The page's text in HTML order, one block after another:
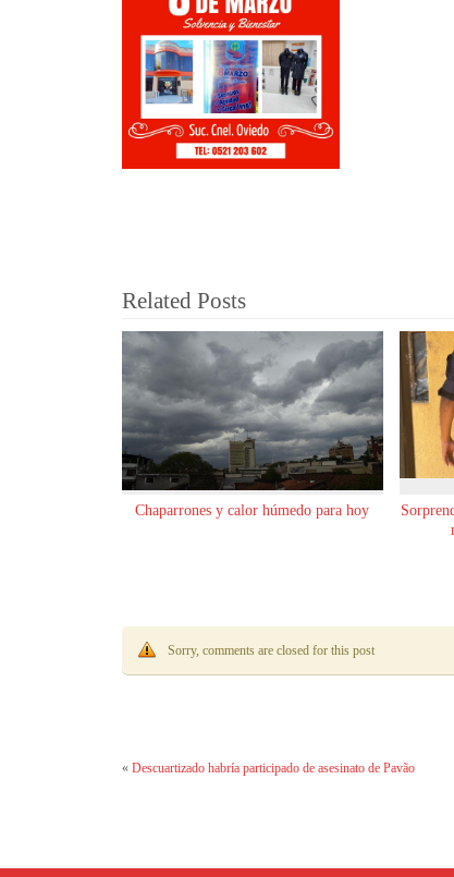
Related Posts
Chaparrones y calor húmedo para hoy
Sorry, comments are closed for this post
« Descuartizado habría participado de asesinato de Pavão